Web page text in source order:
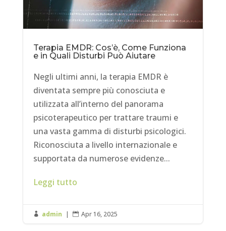
Terapia EMDR: Cos’è, Come Funziona
e in Quali Disturbi Può Aiutare
Negli ultimi anni, la terapia EMDR è
diventata sempre più conosciuta e
utilizzata all’interno del panorama
psicoterapeutico per trattare traumi e
una vasta gamma di disturbi psicologici.
Riconosciuta a livello internazionale e
supportata da numerose evidenze...
Leggi tutto
 admin |  Apr 16, 2025